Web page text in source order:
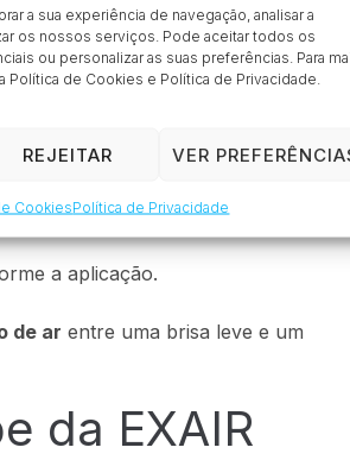
a sua experiência de navegação, analisar a
os nossos serviços. Pode aceitar todos os
ou personalizar as suas preferências. Para
Política de Cookies e Política de Privacidade.
REJEITAR VER
CookiesPolítica de Privacidade
de desempenho
instalação e otimizar
a aplicação.
de ar entre uma brisa leve e um
da EXAIR